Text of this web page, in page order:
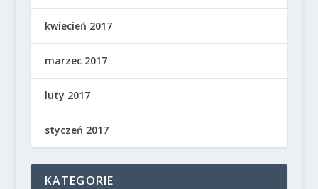
kwiecień 2017
marzec 2017
luty 2017
styczeń 2017
KATEGORIE